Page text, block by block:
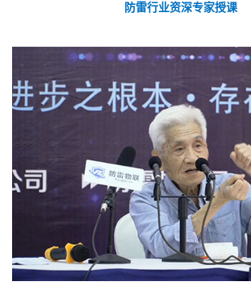
防雷行业资深专家授课